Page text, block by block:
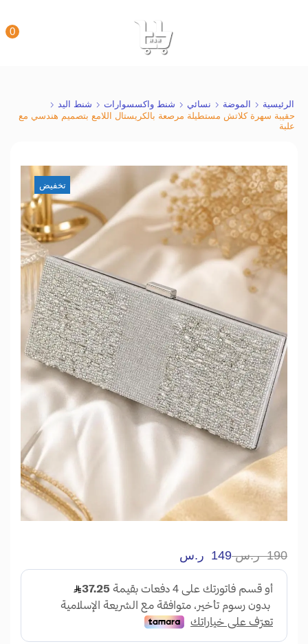
0
الرئيسية الموضة نسائي شنط واكسسوارات
شنط اليد
حقيبة سهرة كلاتش مستطيلة مرصعة بالكريستال اللامع بتصميم هندسي مع
علبة
تخفيض
190 ر.س149 ر.س